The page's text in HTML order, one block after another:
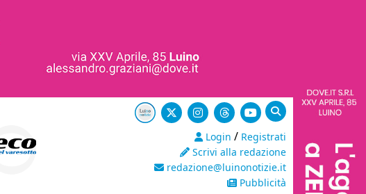
Login / Registrati
Scrivi alla redazione
redazione@luinonotizie.it
Pubblicità